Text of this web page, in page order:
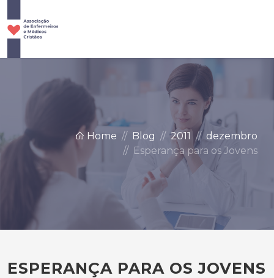
Home Blog 2011
dezembro
Esperança para os Jovens
ESPERANÇA PARA OS JOVENS